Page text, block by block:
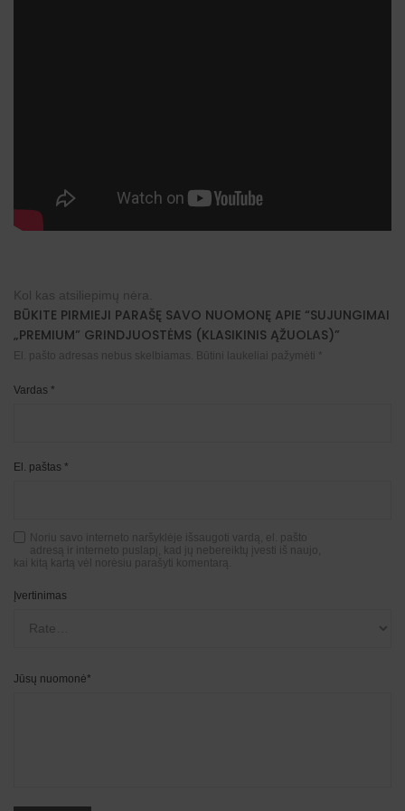
Kol kas atsiliepimų nėra.
BŪKITE PIRMIEJI PARAŠĘ SAVO NUOMONĘ APIE “SUJUNGIMAI
„PREMIUM” GRINDJUOSTĖMS (KLASIKINIS ĄŽUOLAS)”
El. pašto adresas nebus skelbiamas. Būtini laukeliai pažymėti
Vardas *
El. paštas *
Noriu savo interneto naršyklėje išsaugoti vardą, el. pašto
adresą ir interneto puslapį, kad jų nebereiktų įvesti iš naujo,
kai kitą kartą vėl norėsiu parašyti komentarą.
Įvertinimas
Jūsų nuomonė*